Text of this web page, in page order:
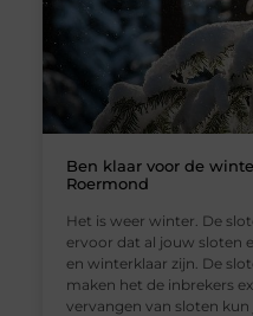
Ben klaar voor de
Roermond
Het is weer winter. De
ervoor dat al jouw sloten
en winterklaar zijn. De
maken het de inbrekers
vervangen van sloten